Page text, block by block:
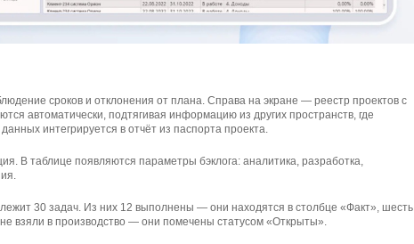
сроков и отклонения от плана. Справа на экране — реестр проектов с
автоматически, подтягивая информацию из других пространств, где
интегрируется в отчёт из паспорта проекта.
В таблице появляются параметры бэклога: аналитика, разработка,
30 задач. Из них 12 выполнены — они находятся в столбце «Факт», шесть
взяли в производство — они помечены статусом «Открыты».